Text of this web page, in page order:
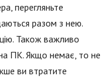
перегляньте
разом з нею.
Також важливо
на ПК. Якщо немає, то не
ви втратите